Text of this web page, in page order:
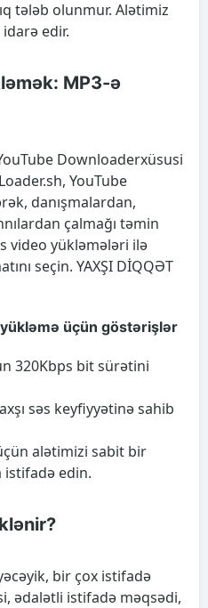
tələb olunmur. Alətimiz
edir.
MP3-ə
Downloaderxüsusi
YouTube
danışmalardan,
çalmağı təmin
video yükləmələri ilə
seçin. YAXŞI DİQQƏT
üçün göstərişlər
320Kbps bit sürətini
səs keyfiyyətinə sahib
alətimizi sabit bir
istifadə edin.
bir çox istifadə
ədalətli istifadə məqsədi,